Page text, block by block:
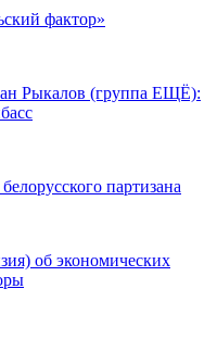
фактор»
Рыкалов (группа ЕЩЁ):
партизана
об экономических